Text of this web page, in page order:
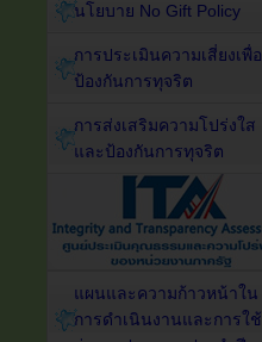
นโยบาย No Gift Policy
การประเมินความเสี่ยงเพื่อ
ป้องกันการทุจริต
การส่งเสริมความโปร่งใส
และป้องกันการทุจริต
แผนและความก้าวหน้าใน
การดำเนินงานและการใช้